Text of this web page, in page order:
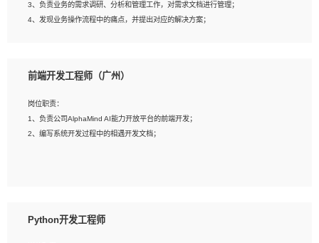
5、熟悉主流虚拟化技术，如：VMware、KVM
6、具备网络方面的基础知识，熟悉常见的网络协议，如TCP/IP，转发原理，路由优
8、有良好的文档编写能力和沟通能力，有RHCE证书优先
3、负责业务的需求调研、分析和管理工作，对需求文档进行管理；
4、发现业务操作流程中的痛点，并提出对应的解决方案；
岗位要求：
2、熟悉产品及需求规划工具，如:Axure、Xmind、MS Project等；
3、具备良好的交流协调能力，有较强的责任感、工作积极主动；
4、有较强的系统需求分析、文档编写能力、沟通能力；
前端开发工程师（广州）
岗位职责：
1、负责公司AlphaMind AI能力开放平台的前端开发；
2、编写系统开发过程中的相遇开发文档；
3、熟悉react/vue/angular任何一种前端框架，熟悉react优先；
Python开发工程师